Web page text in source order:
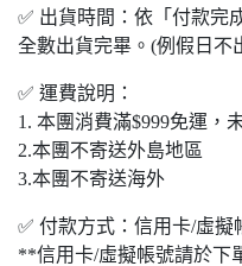
✅ 出貨時間：依「付款完
全數出貨完畢。(例假日不
✅ 運費說明：
1. 本團消費滿$999免運，
2.本團不寄送外島地區
3.本團不寄送海外
✅ 付款方式：信用卡/虛擬
**信用卡/虛擬帳號請於下